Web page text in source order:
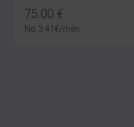
75.00 €
No 3.41 €/mēn.